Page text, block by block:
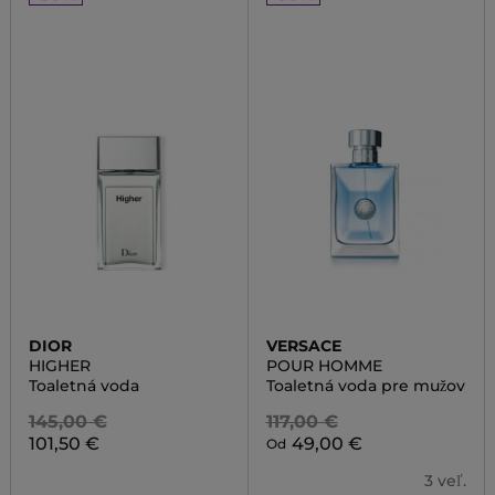
DIOR
HIGHER
Toaletná voda
145,00 €
101,50 €
VERSACE
POUR HOMME
Toaletná voda pre mužov
117,00 €
Od 49,00 €
3 veľ.